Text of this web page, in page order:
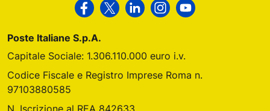
Segui Poste Italiane su Facebook
Segui Poste Italiane su X
Segui Poste Italiane su
Segui Poste Italiane
Segui Poste
Poste Italiane S.p.A.
Capitale Sociale: 1.306.110.000 euro i.v.
Codice Fiscale e Registro Imprese Roma n.
97103880585
N. Iscrizione al REA 842633